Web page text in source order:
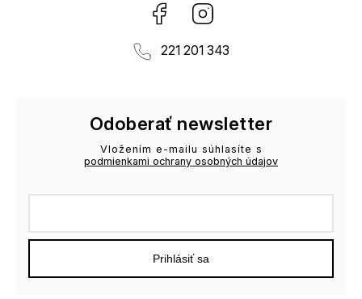
Facebook
221 201 343
Odoberať newsletter
Vložením e-mailu súhlasíte s
podmienkami ochrany osobných údajov
Prihlásiť sa